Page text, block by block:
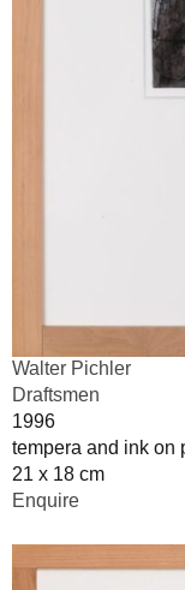
Walter Pichler
Draftsmen
1996
tempera and ink on
21 x 18 cm
Enquire